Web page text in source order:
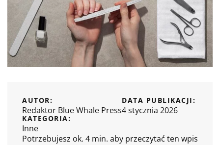
AUTOR:
Redaktor Blue Whale Press
DATA PUBLIKACJI:
4 stycznia 2026
KATEGORIA:
Inne
Potrzebujesz ok. 4 min. aby przeczytać ten wpis